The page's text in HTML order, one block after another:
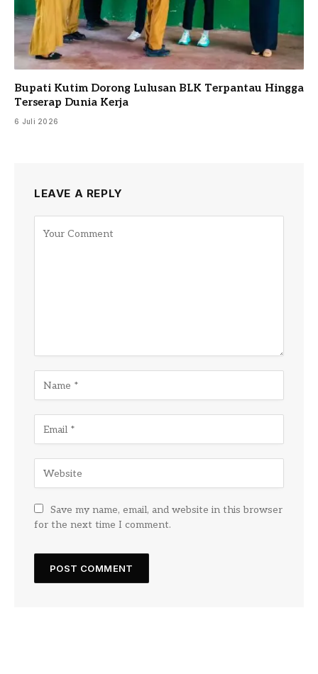
Bupati Kutim Dorong Lulusan BLK Terpantau Hingga
Terserap Dunia Kerja
6 Juli 2026
LEAVE A REPLY
Save my name, email, and website in this browser
for the next time I comment.